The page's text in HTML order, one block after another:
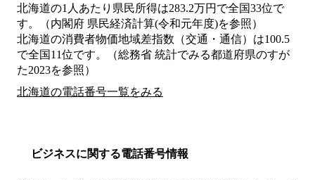
北海道の1人あたり県民所得は283.2万円で全国33位で
す。（内閣府 県民経済計算(令和元年度)を参照）
北海道の消費者物価地域差指数（交通・通信）は100.5
で全国11位です。（総務省 統計でみる都道府県のすが
た2023を参照）
北海道の電話番号一覧をみる
ビジネスに関する電話番号情報